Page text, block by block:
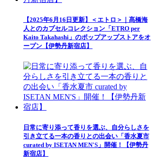
【2025年6月16日更新】＜エトロ＞｜髙橋海
人とのカプセルコレクション「ETRO per
Kaito Takahashi」のポップアップストアをオ
ープン【伊勢丹新宿店】
日常に寄り添って香りを選ぶ、自分らしさを
引き立てる一本の香りとの出会い「香水夏市
curated by ISETAN MEN'S」開催！【伊勢丹
新宿店】